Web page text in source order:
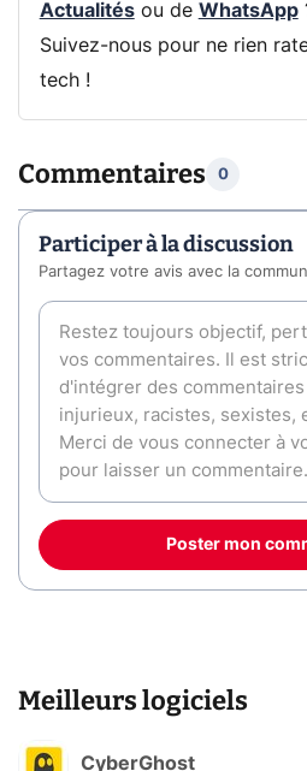
Actualitésou de WhatsApp
Suivez-nous pour ne rien
tech !
Commentaires 0
Participer à la discussion
Partagez votre avis avec la
Poster mon
Meilleurs logiciels
CyberGhost